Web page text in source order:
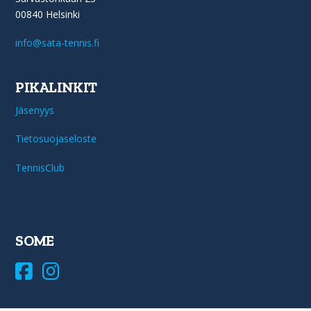
00840 Helsinki
info@sata-tennis.fi
PIKALINKIT
Jäsenyys
Tietosuojaseloste
TennisClub
SOME